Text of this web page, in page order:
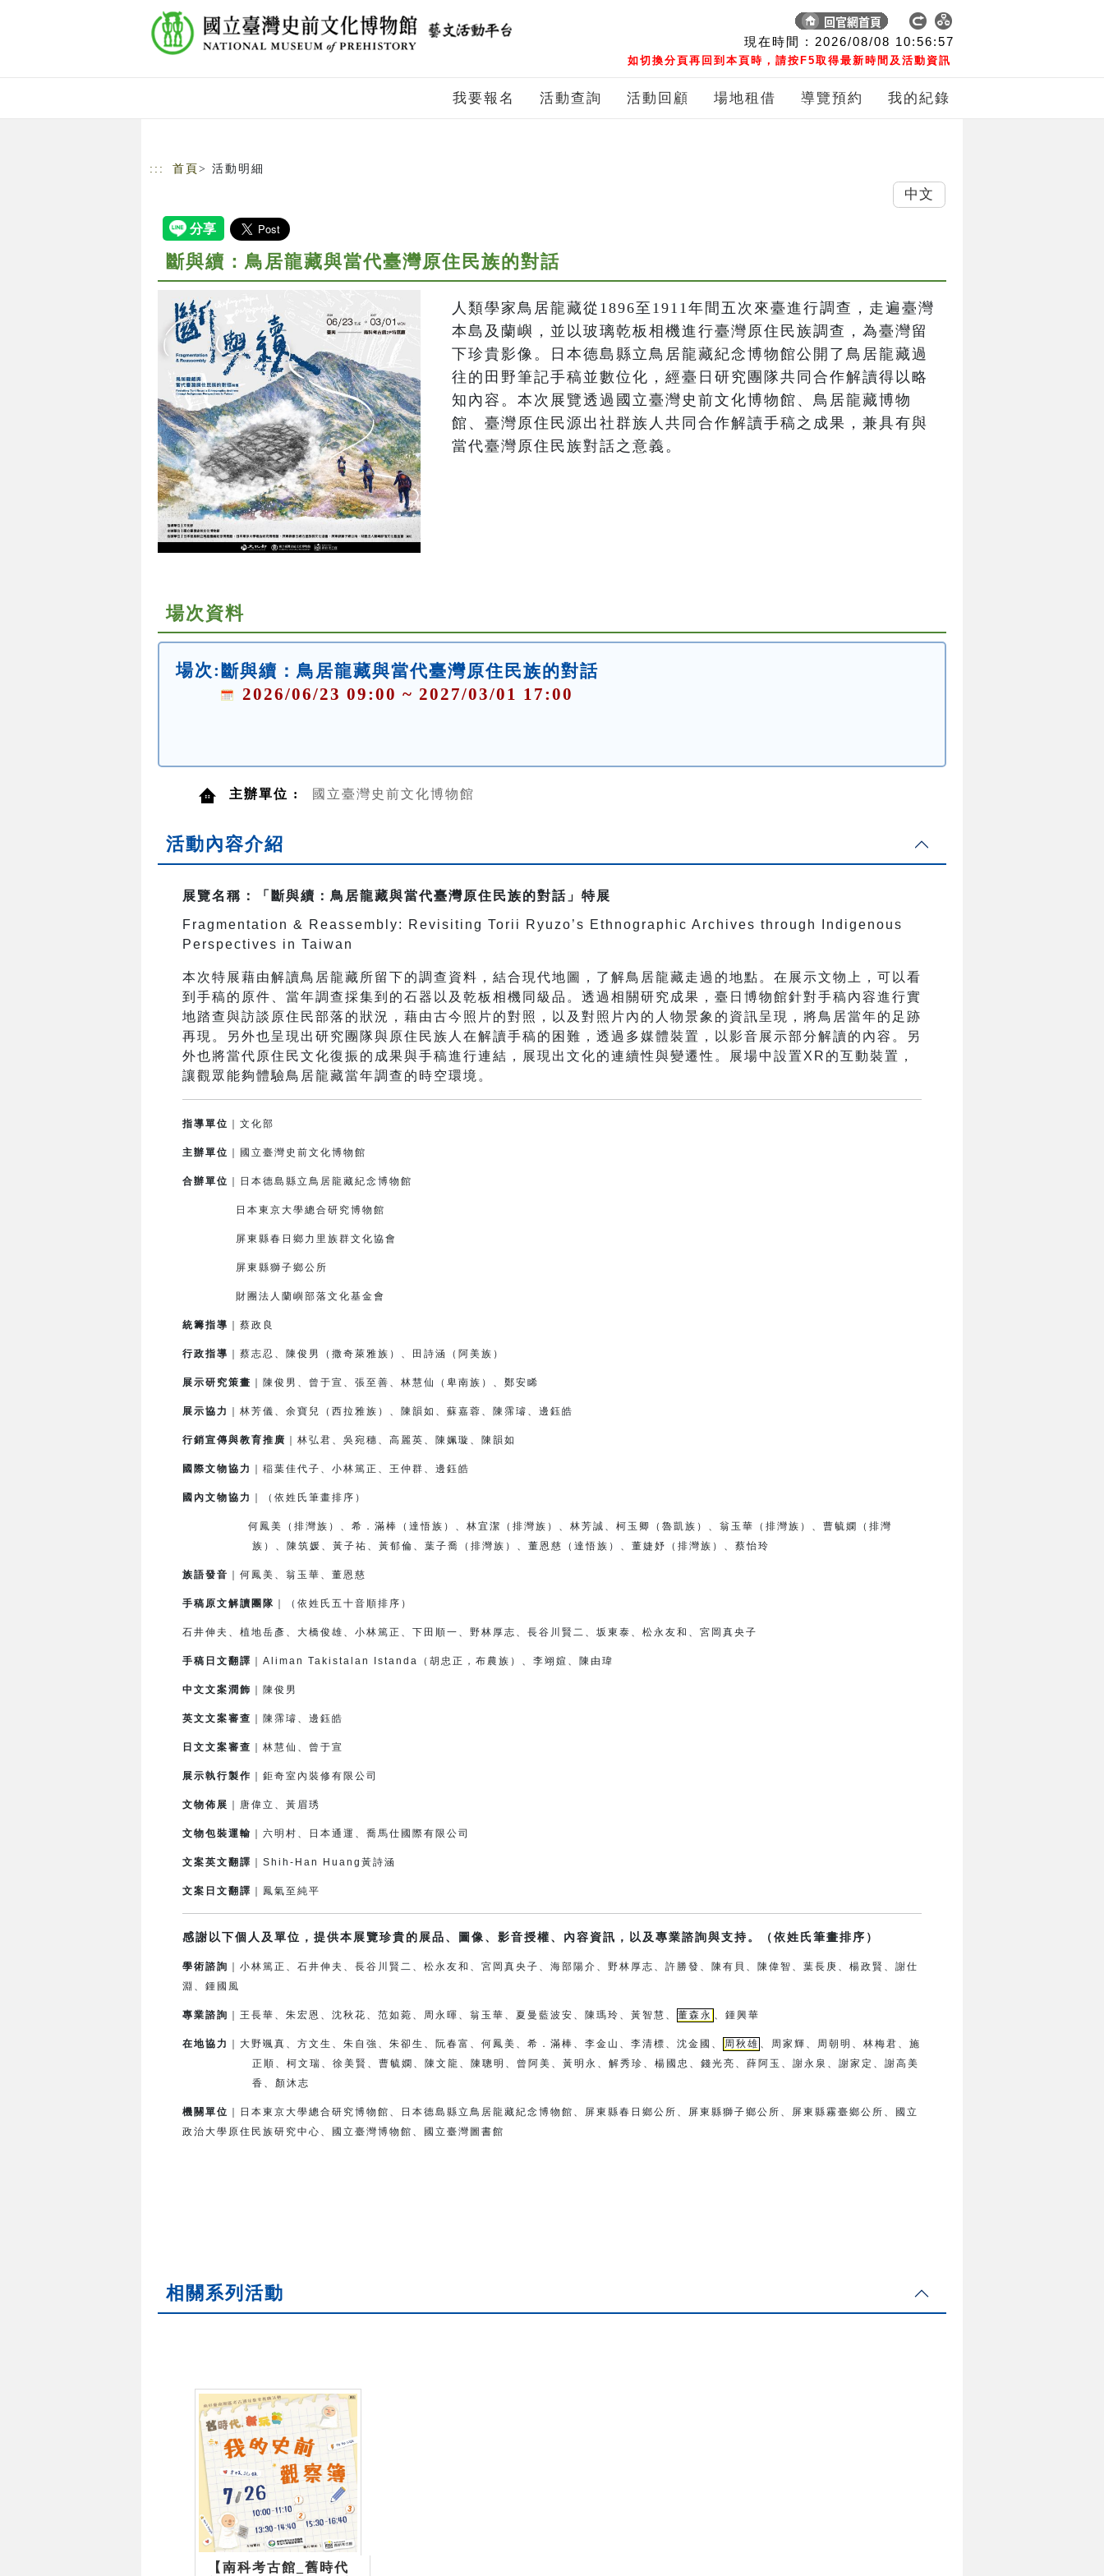
現在時間 : 2026/08/08 10:56:57
如切換分頁再回到本頁時，請按F5取得最新時間及活動資訊
我要報名 活動查詢 活動回顧 場地租借 導覽預約 我的紀錄
::: 首頁 > 活動明細
斷與續：鳥居龍藏與當代臺灣原住民族的對話
人類學家鳥居龍藏從1896至1911年間五次來臺進行調查，走遍臺灣
本島及蘭嶼，並以玻璃乾板相機進行臺灣原住民族調查，為臺灣留
下珍貴影像。日本德島縣立鳥居龍藏紀念博物館公開了鳥居龍藏過
往的田野筆記手稿並數位化，經臺日研究團隊共同合作解讀得以略
知內容。本次展覽透過國立臺灣史前文化博物館、鳥居龍藏博物
館、臺灣原住民源出社群族人共同合作解讀手稿之成果，兼具有與
當代臺灣原住民族對話之意義。
場次資料
場次: 斷與續：鳥居龍藏與當代臺灣原住民族的對話
2026/06/23 09:00 ~ 2027/03/01 17:00
主辦單位 : 國立臺灣史前文化博物館
活動內容介紹
展覽名稱：「斷與續：鳥居龍藏與當代臺灣原住民族的對話」特展
Fragmentation & Reassembly: Revisiting Torii Ryuzo’s Ethnographic Archives through Indigenous
Perspectives in Taiwan
本次特展藉由解讀鳥居龍藏所留下的調查資料，結合現代地圖，了解鳥居龍藏走過的地點。在展示文物上，可以看
到手稿的原件、當年調查採集到的石器以及乾板相機同級品。透過相關研究成果，臺日博物館針對手稿內容進行實
地踏查與訪談原住民部落的狀況，藉由古今照片的對照，以及對照片內的人物景象的資訊呈現，將鳥居當年的足跡
再現。另外也呈現出研究團隊與原住民族人在解讀手稿的困難，透過多媒體裝置，以影音展示部分解讀的內容。另
外也將當代原住民文化復振的成果與手稿進行連結，展現出文化的連續性與變遷性。展場中設置XR的互動裝置，
讓觀眾能夠體驗鳥居龍藏當年調查的時空環境。
指導單位 ｜文化部
主辦單位 ｜國立臺灣史前文化博物館
合辦單位 ｜日本德島縣立鳥居龍藏紀念博物館
日本東京大學總合研究博物館
屏東縣春日鄉力里族群文化協會
屏東縣獅子鄉公所
財團法人蘭嶼部落文化基金會
統籌指導 ｜蔡政良
行政指導 ｜蔡志忍、陳俊男（撒奇萊雅族）、田詩涵（阿美族）
展示研究策畫 ｜陳俊男、曾于宣、張至善、林慧仙（卑南族）、鄭安睎
展示協力 ｜林芳儀、余寶兒（西拉雅族）、陳韻如、蘇嘉蓉、陳霈璿、邊鈺皓
行銷宣傳與教育推廣 ｜林弘君、吳宛穗、高麗英、陳姵璇、陳韻如
國際文物協力 稲葉佳代子、小林篤正、王仲群、邊鈺皓
國內文物協力 ｜（依姓氏筆畫排序）
何鳳美（排灣族）、希．滿棒（達悟族）、林宜潔（排灣族）、林芳誠、柯玉卿（魯凱族）、翁玉華（排灣族）、曹毓嫻（排灣
族）、 陳筑媛、黃子祐、黃郁倫、 葉子喬（排灣族）、董恩慈（達悟族）、 董婕妤（排灣族）、 蔡怡玲
族語發音 ｜何鳳美、翁玉華、董恩慈
手稿原文解讀團隊 ｜（依姓氏五十音順排序）
石井伸夫、植地岳彥、大橋俊雄、小林篤正、下田順一、 野林厚志、長谷川賢二、坂東泰、松永友和、宮岡真央子
手稿日文翻譯 ｜Aliman Takistalan Istanda（胡忠正，布農族）、李翊媗、陳由瑋
中文文案潤飾 ｜陳俊男
英文文案審查 ｜陳霈璿、邊鈺皓
日文文案審查 ｜林慧仙、曾于宣
展示執行製作 ｜鉅奇室內裝修有限公司
文物佈展 ｜唐偉立、黃眉琇
文物包裝運輸 ｜六明村、日本通運、喬馬仕國際有限公司
文案英文翻譯 ｜Shih-Han Huang黃詩涵
文案日文翻譯 ｜鳳氣至純平
感謝以下個人及單位，提供本展覽珍貴的展品、圖像、影音授權、內容資訊，以及專業諮詢與支持。（依姓氏筆畫排序）
學術諮詢 ｜小林篤正、石井伸夫、長谷川賢二、松永友和、宮岡真央子、 海部陽介、 野林厚志、許勝發、陳有貝、陳偉智、葉長庚、楊政賢、 謝仕
淵、鍾國風
專業諮詢 ｜王長華、朱宏恩、沈秋花、范如菀、周永暉、翁玉華、夏曼藍波安、 陳瑪玲、黃智慧、 董森永 、鍾興華
在地協力 大野颯真、方文生、朱自強、朱卻生、阮春富、何鳳美、希．滿棒、李金山、李清標、沈金國、 周秋雄 、周家輝、周朝明、林梅君、 施
正順、柯文瑞、徐美賢、曹毓嫻、陳文龍、陳聰明、曾阿美、 黃明永、解秀珍、楊國忠、錢光亮、薛阿玉、謝永泉、謝家定、 謝高美
香、顏沐志
機關單位 ｜日本東京大學總合研究博物館、日本德島縣立鳥居龍藏紀念博物館、 屏東縣春日鄉公所、屏東縣獅子鄉公所、 屏東縣霧臺鄉公所、
國立
政治大學原住民族研究中心、國立臺灣博物館、國立臺灣圖書館
相關系列活動
【南科考古館_舊時代